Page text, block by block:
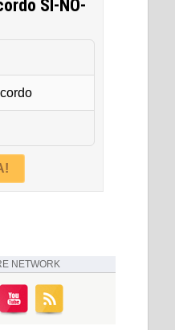
SI-NO-
NETWORK